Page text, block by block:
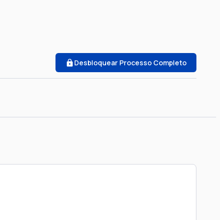
Desbloquear Processo Completo